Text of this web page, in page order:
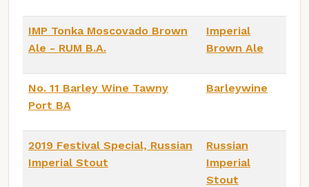
IMP Tonka Moscovado Brown
Ale - RUM B.A.
Imperial
Brown Ale
No. 11 Barley Wine Tawny
Port BA
Barleywine
2019 Festival Special, Russian
Imperial Stout
Russian
Imperial
Stout